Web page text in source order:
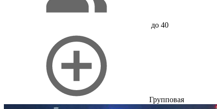
до 40
Групповая